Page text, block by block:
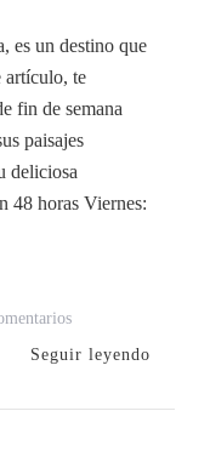
es un destino que
artículo, te
fin de semana
paisajes
deliciosa
48 horas Viernes:
En
Asturias
Seguir leyendo